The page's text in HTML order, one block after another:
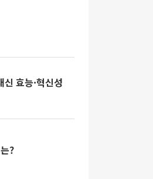
효능·혁신성
?